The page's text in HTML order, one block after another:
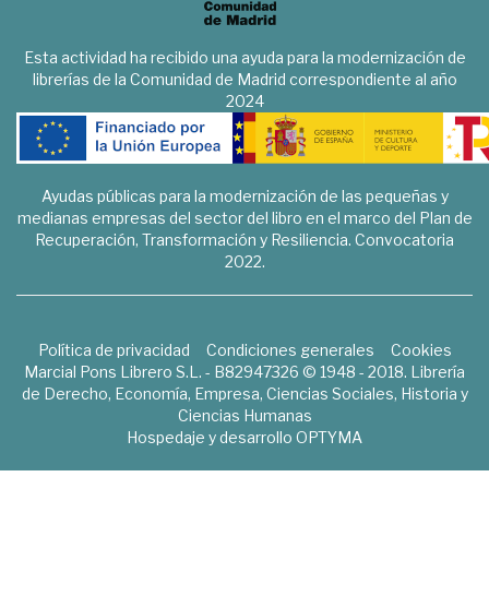
Esta actividad ha recibido una ayuda para la modernización de
librerías de la Comunidad de Madrid correspondiente al año
2024
Ayudas públicas para la modernización de las pequeñas y
medianas empresas del sector del libro en el marco del Plan de
Recuperación, Transformación y Resiliencia. Convocatoria
2022.
Política de privacidad Condiciones generales
Cookies
Marcial Pons Librero S.L. - B82947326 © 1948 - 2018. Librería
de Derecho, Economía, Empresa, Ciencias Sociales, Historia y
Ciencias Humanas
Hospedaje y desarrollo OPTYMA